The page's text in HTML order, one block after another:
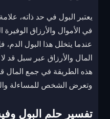
يعتبر البول في حد ذاته،
في الأموال والأرزاق الوفيرة
عندما يتخلل هذا البول
المال والأرزاق عبر سبل قد
هذه الطريقة في جمع المال
وتعرض الشخص للمساءلة
تفسير حلم البول